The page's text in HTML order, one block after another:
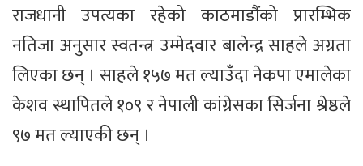
राजधानी उपत्यका रहेको काठमाडौंको प्रारम्भिक
नतिजा अनुसार स्वतन्त्र उम्मेदवार बालेन्द्र साहले अग्रता
लिएका छन् । साहले १५७ मत ल्याउँदा नेकपा एमालेका
केशव स्थापितले १०९ र नेपाली कांग्रेसका सिर्जना श्रेष्ठले
९७ मत ल्याएकी छन् ।